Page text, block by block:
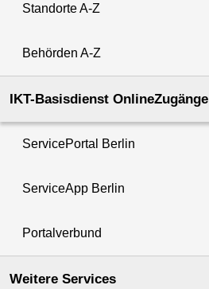
Standorte A-Z
Behörden A-Z
IKT-Basisdienst OnlineZugänge
ServicePortal Berlin
ServiceApp Berlin
Portalverbund
Weitere Services